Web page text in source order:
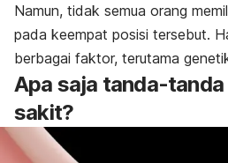
Namun, tidak semua orang
pada keempat posisi tersebut.
berbagai faktor, terutama
Apa saja tanda-
sakit?